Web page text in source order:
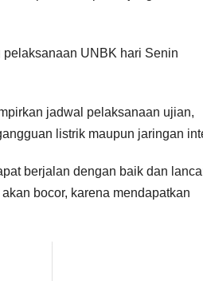
UNBK hari Senin
jadwal pelaksanaan ujian,
listrik maupun jaringan
berjalan dengan baik dan
bocor, karena mendapatkan